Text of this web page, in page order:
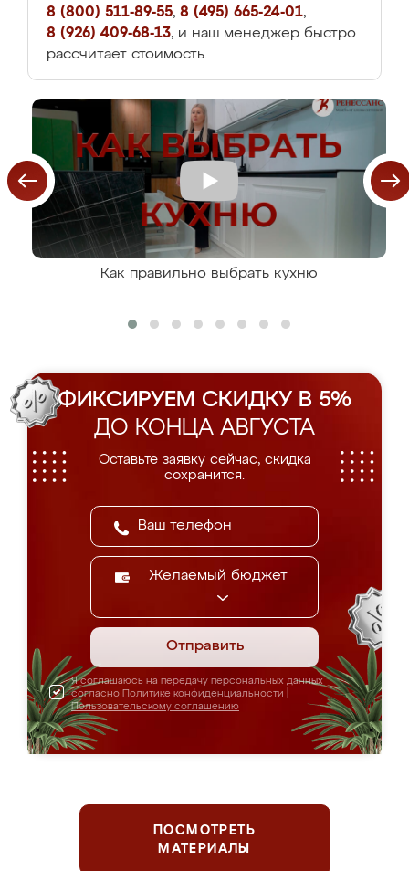
8 (800) 511-89-55, 8 (495) 665-24-01,
8 (926) 409-68-13, и наш менеджер быстро
рассчитает стоимость.
Как правильно выбрать кухню
ФИКСИРУЕМ СКИДКУ В 5%
ДО КОНЦА АВГУСТА
Оставьте заявку сейчас, скидка
сохранится.
Желаемый бюджет
Отправить
Я соглашаюсь на передачу персональных данных
согласно Политике конфиденциальности
Пользовательскому соглашению
ПОСМОТРЕТЬ
МАТЕРИАЛЫ